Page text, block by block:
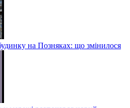
на Позняках: що змінилося